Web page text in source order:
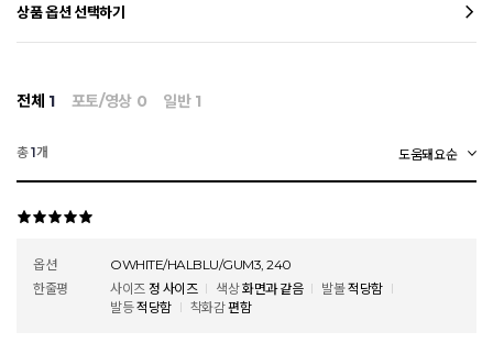
상품 옵션 선택하기
전체 1 포토/영상 0 일반 1
총1개
옵션
OWHITE/HALBLU/GUM3, 240
한줄평
사이즈 정 사이즈 색상 화면과 같음 발볼 적당함
발등 적당함 착화감 편함